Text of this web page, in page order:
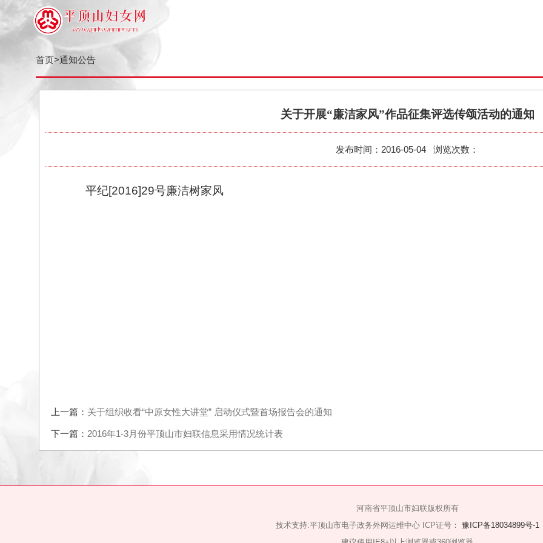
首页>通知公告
关于开展“廉洁家风”作品征集评选传颂活动的
发布时间： 2016-05-04浏览次数：
平纪[2016]29号廉洁树家风
上一篇：关于组织收看“中原女性大讲堂” 启动仪式暨首场报告会的通知